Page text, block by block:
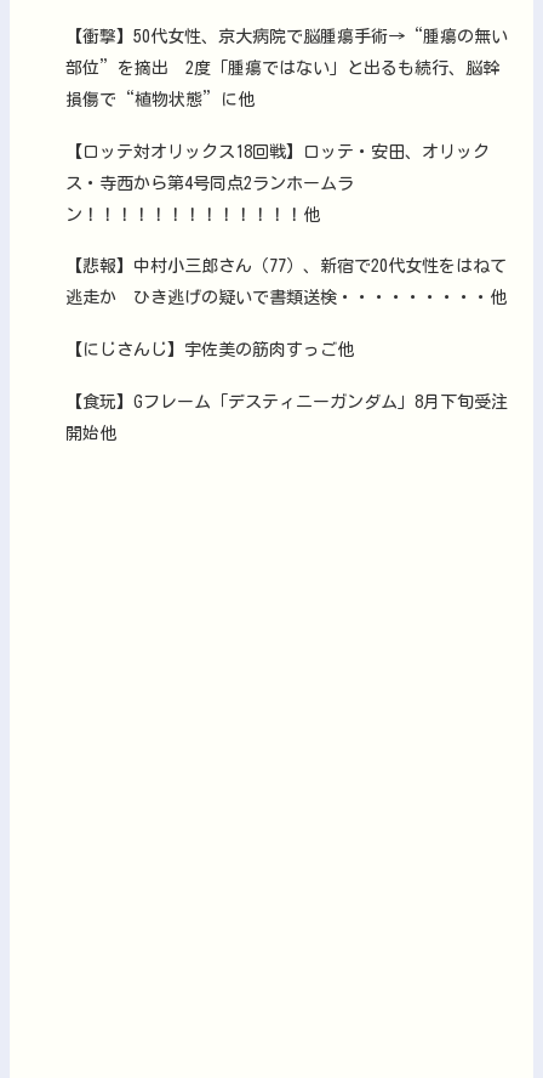
【衝撃】50代女性、京大病院で脳腫瘍手術→“腫瘍の無い
部位”を摘出 2度「腫瘍ではない」と出るも続行、脳幹
損傷で“植物状態”に他
【ロッテ対オリックス18回戦】ロッテ・安田、オリック
ス・寺西から第4号同点2ランホームラ
ン！！！！！！！！！！！！！他
【悲報】中村小三郎さん（77）、新宿で20代女性をはねて
逃走か ひき逃げの疑いで書類送検・・・・・・・・・他
【にじさんじ】宇佐美の筋肉すっご他
【食玩】Gフレーム「デスティニーガンダム」8月下旬受注
開始他